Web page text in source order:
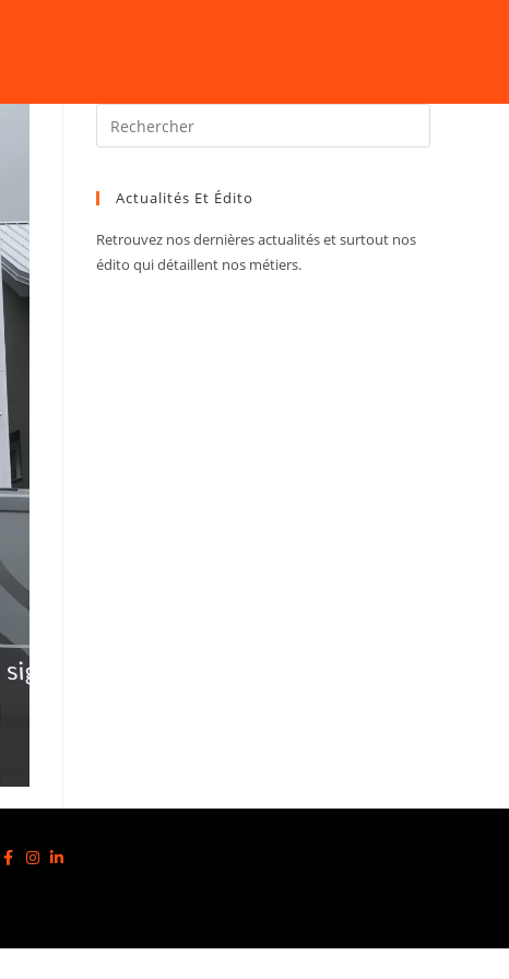
Actualités Et Édito
Retrouvez nos dernières actualités et surtout nos
édito qui détaillent nos métiers.